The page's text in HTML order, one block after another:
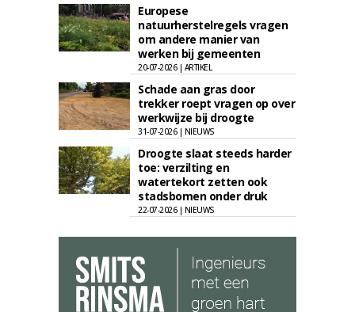
Europese
natuurherstelregels vragen
om andere manier van
werken bij gemeenten
20-07-2026 | ARTIKEL
Schade aan gras door
trekker roept vragen op over
werkwijze bij droogte
31-07-2026 | NIEUWS
Droogte slaat steeds harder
toe: verzilting en
watertekort zetten ook
stadsbomen onder druk
22-07-2026 | NIEUWS